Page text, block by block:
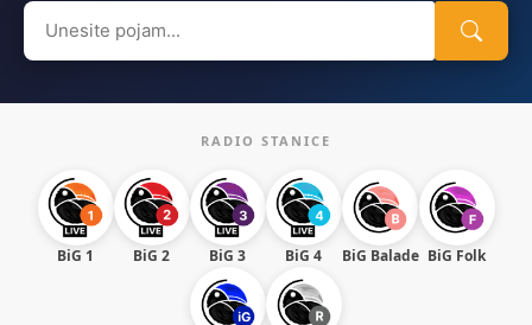
Search
for:
RADIO STANICE
BiG 1 BiG 2 BiG 3 BiG 4 BiG Balade BiG Folk